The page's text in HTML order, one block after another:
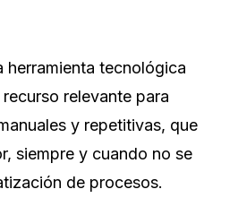
herramienta tecnológica
relevante para
y repetitivas, que
siempre y cuando no se
de procesos.